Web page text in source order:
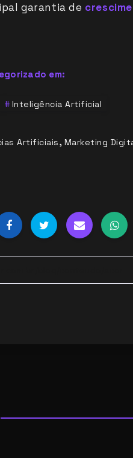
garantia de
em:
Inteligência Artificial
Artificiais, Marketing